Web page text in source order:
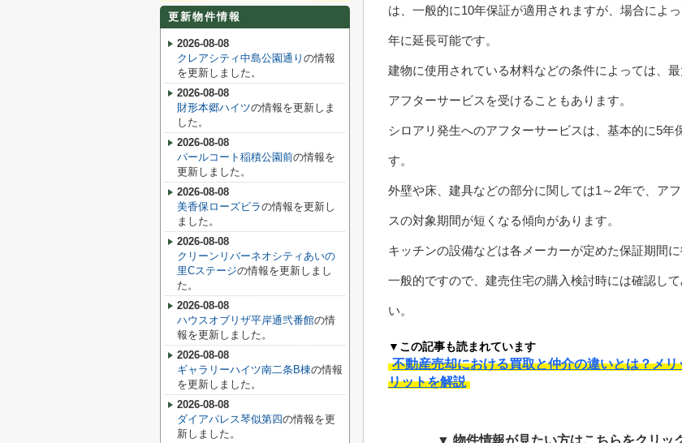
は、一般的に10年保証が適用されますが、場合によ
年に延長可能です。
建物に使用されている材料などの条件によっては、
アフターサービスを受けることもあります。
シロアリ発生へのアフターサービスは、基本的に5年
す。
外壁や床、建具などの部分に関しては1～2年で、ア
スの対象期間が短くなる傾向があります。
キッチンの設備などは各メーカーが定めた保証期間
一般的ですので、建売住宅の購入検討時には確認して
い。
▼この記事も読まれています
不動産売却における買取と仲介の違いとは？メリ
リットを解説
更新物件情報
2026-08-08
クレアシティ中島公園通り の情報
を更新しました。
2026-08-08
財形本郷ハイツの情報を更新しま
した。
2026-08-08
パールコート稲積公園前の情報を
更新しました。
2026-08-08
美香保ローズビラの情報を更新し
ました。
2026-08-08
クリーンリバーネオシティあいの
里Cステージの情報を更新しまし
た。
2026-08-08
ハウスオブリザ平岸通弐番館の情
報を更新しました。
2026-08-08
ギャラリーハイツ南二条B棟の情報
を更新しました。
2026-08-08
ダイアパレス琴似第四の情報を更
新しました。